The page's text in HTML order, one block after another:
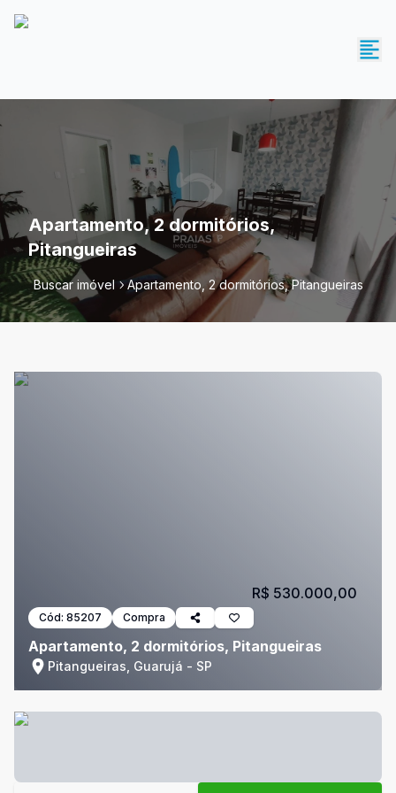
Apartamento, 2 dormitórios,
Pitangueiras
Buscar imóvel Apartamento, 2 dormitórios, Pitangueiras
Cód: 85207 Compra
Apartamento, 2 dormitórios, Pitangueiras
Pitangueiras, Guarujá - SP
R$ 530.000,00